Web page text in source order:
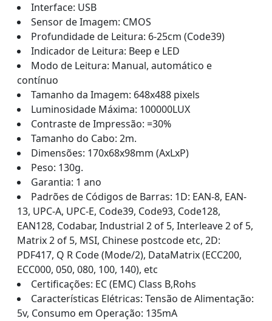
Interface: USB
Sensor de Imagem: CMOS
Profundidade de Leitura: 6-25cm (Code39)
Indicador de Leitura: Beep e LED
Modo de Leitura: Manual, automático e
contínuo
Tamanho da Imagem: 648x488 pixels
Luminosidade Máxima: 100000LUX
Contraste de Impressão: =30%
Tamanho do Cabo: 2m.
Dimensões: 170x68x98mm (AxLxP)
Peso: 130g.
Garantia: 1 ano
Padrões de Códigos de Barras: 1D: EAN-8, EAN-
13, UPC-A, UPC-E, Code39, Code93, Code128,
EAN128, Codabar, Industrial 2 of 5, Interleave 2 of 5,
Matrix 2 of 5, MSI, Chinese postcode etc, 2D:
PDF417, Q R Code (Mode/2), DataMatrix (ECC200,
ECC000, 050, 080, 100, 140), etc
Certificações: EC (EMC) Class B,Rohs
Características Elétricas: Tensão de Alimentação:
5v, Consumo em Operação: 135mA